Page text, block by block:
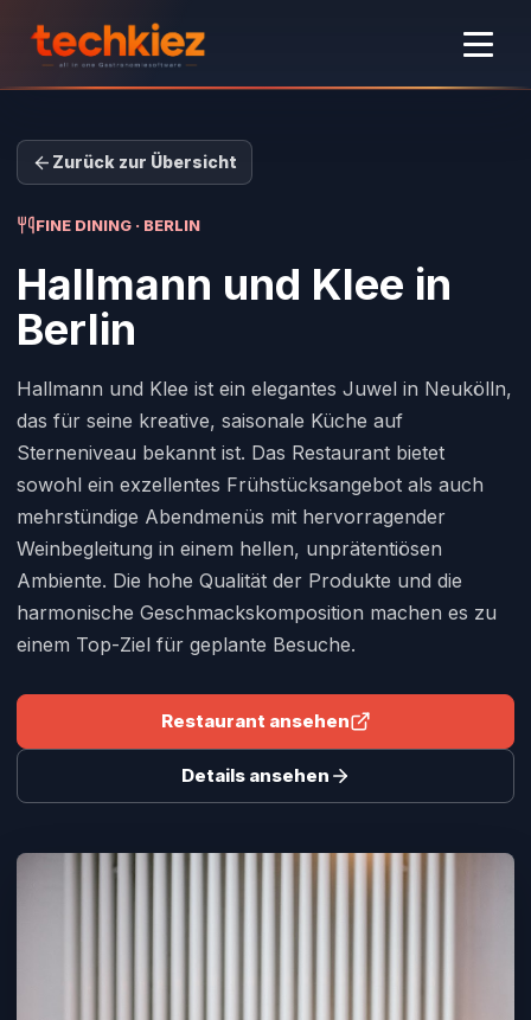
Zurück zur Übersicht
FINE DINING · BERLIN
Hallmann und Klee in
Berlin
Hallmann und Klee ist ein elegantes Juwel in Neukölln,
das für seine kreative, saisonale Küche auf
Sterneniveau bekannt ist. Das Restaurant bietet
sowohl ein exzellentes Frühstücksangebot als auch
mehrstündige Abendmenüs mit hervorragender
Weinbegleitung in einem hellen, unprätentiösen
Ambiente. Die hohe Qualität der Produkte und die
harmonische Geschmackskomposition machen es zu
einem Top-Ziel für geplante Besuche.
Restaurant ansehen
Details ansehen